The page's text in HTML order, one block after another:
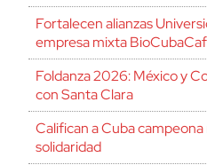
Fortalecen alianzas
empresa mixta
Foldanza 2026: México y
con Santa Clara
Califican a Cuba campeona
solidaridad